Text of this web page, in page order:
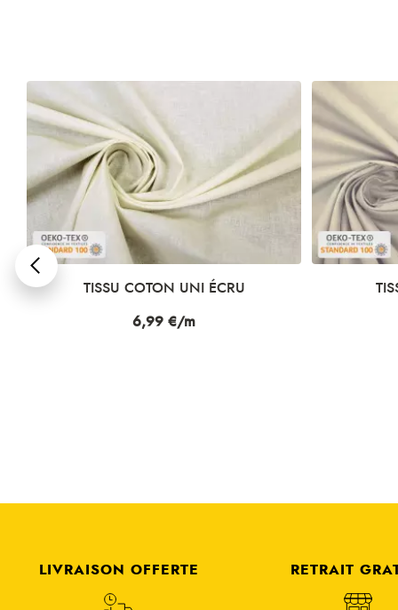
TISSU COTON UNI LIN
Prix
6,99 €/m
LIVRAISON OFFERTE RETRAIT